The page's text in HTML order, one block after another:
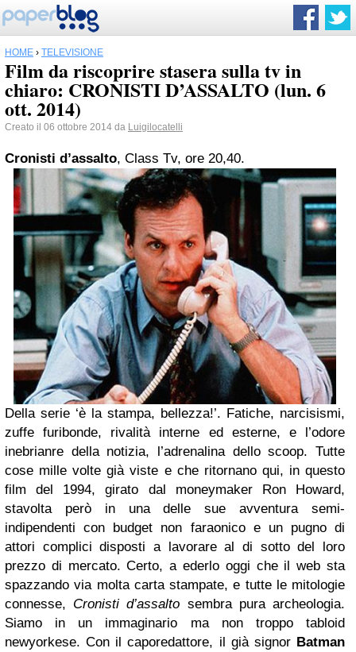
HOME › TELEVISIONE
Film da riscoprire stasera sulla tv in
chiaro: CRONISTI D’ASSALTO (lun. 6
ott. 2014)
Creato il 06 ottobre 2014 da Luigilocatelli
Cronisti d’assalto, Class Tv, ore 20,40.
Della serie ‘è la stampa, bellezza!’. Fatiche, narcisismi,
zuffe furibonde, rivalità interne ed esterne, e l’odore
inebrianre della notizia, l’adrenalina dello scoop. Tutte
cose mille volte già viste e che ritornano qui, in questo
film del 1994, girato dal moneymaker Ron Howard,
stavolta però in una delle sue avventura semi-
indipendenti con budget non faraonico e un pugno di
attori complici disposti a lavorare al di sotto del loro
prezzo di mercato. Certo, a ederlo oggi che il web sta
spazzando via molta carta stampate, e tutte le mitologie
connesse, Cronisti d’assalto sembra pura archeologia.
Siamo in un immaginario ma non troppo tabloid
newyorkese. Con il caporedattore, il già signor Batman